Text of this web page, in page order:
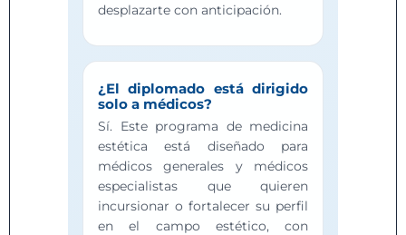
desplazarte con anticipación.
¿El diplomado está dirigido
solo a médicos?
Sí. Este programa de medicina
estética está diseñado para
médicos generales y médicos
especialistas que quieren
incursionar o fortalecer su perfil
en el campo estético, con